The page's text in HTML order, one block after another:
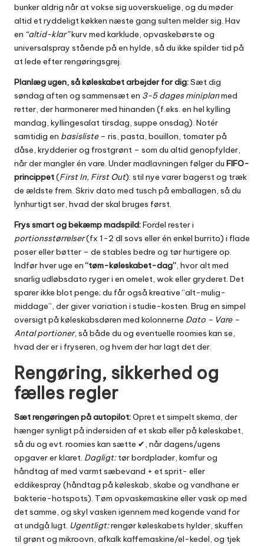
bunker aldrig når at vokse sig uoverskuelige, og du møder
altid et ryddeligt køkken næste gang sulten melder sig. Hav
en “altid-klar”kurv med karklude, opvaskebørste og
universalspray stående på en hylde, så du ikke spilder tid på
at lede efter rengøringsgrej.
Planlæg ugen, så køleskabet arbejder for dig:Sæt dig
søndag aften og sammensæt en 3-5 dages miniplanmed
retter, der harmonerer med hinanden (f.eks. en hel kylling
mandag, kyllingesalat tirsdag, suppe onsdag). Notér
samtidig en basisliste– ris, pasta, bouillon, tomater på
dåse, krydderier og frostgrønt – som du altid genopfylder,
når der mangler én vare. Under madlavningen følger du FIFO-
princippet(First In, First Out): stil nye varer bagerst og træk
de ældste frem. Skriv dato med tusch på emballagen, så du
lynhurtigt ser, hvad der skal bruges først.
Frys smart og bekæmp madspild:Fordel rester i
portionsstørrelser(fx 1-2 dl sovs eller én enkel burrito) i flade
poser eller bøtter – de stables bedre og tør hurtigere op.
Indfør hver uge en“tøm-køleskabet-dag”, hvor alt med
snarlig udløbsdato ryger i en omelet, wok eller gryderet. Det
sparer ikke blot penge; du får også kreative “alt-mulig-
middage”, der giver variation i studie-kosten. Brug en simpel
oversigt på køleskabsdøren med kolonnerne Dato – Vare –
Antal portioner, så både du og eventuelle roomies kan se,
hvad der er i fryseren, og hvem der har lagt det der.
Rengøring, sikkerhed og
fælles regler
Sæt rengøringen på autopilot:Opret et simpelt skema, der
hænger synligt på indersiden af et skab eller på køleskabet,
så du og evt. roomies kan sætte ✔, når dagens/ugens
opgaver er klaret. Dagligt:tør bordplader, komfur og
håndtag af med varmt sæbevand + et sprit- eller
eddikespray (håndtag på køleskab, skabe og vandhane er
bakterie-hotspots). Tøm opvaskemaskine eller vask op med
det samme, og skyl vasken igennem med kogende vand for
at undgå lugt. Ugentligt:rengør køleskabets hylder, skuffen
til grønt og mikroovn, afkalk kaffemaskine/el-kedel, og tjek